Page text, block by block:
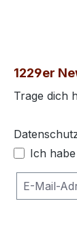
1229er
Trage dich
Ich habe